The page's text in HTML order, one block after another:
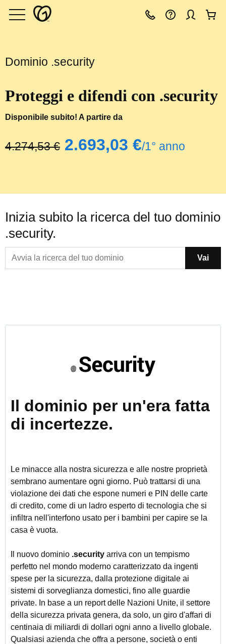
Dominio .security
Proteggi e difendi con .security
Disponibile subito! A partire da
‪4.274,53 €‬ ‪2.693,03 €‬/1° anno
Inizia subito la ricerca del tuo dominio
.security.
Vai
Il dominio per un'era fatta
di incertezze.
Le minacce alla nostra sicurezza e alle nostre proprietà
sembrano aumentare ogni giorno. Può trattarsi di una
violazione dei dati che espone numeri e PIN delle carte
di credito, come di un ladro esperto di tecnologia che si
infiltra nell'interfono usato per i bambini per capire se la
casa è vuota.
Il nuovo dominio .security arriva con un tempismo
perfetto nel mondo moderno caratterizzato da ingenti
spese per la sicurezza, dalla protezione digitale ai
sistemi di sorveglianza domestici, fino alle guardie
private. In base a un report delle Nazioni Unite, il settore
della sicurezza privata genera, da solo, un giro d'affari di
centinaia di miliardi di dollari ogni anno a livello globale.
Qualsiasi azienda che offra a persone, società o enti